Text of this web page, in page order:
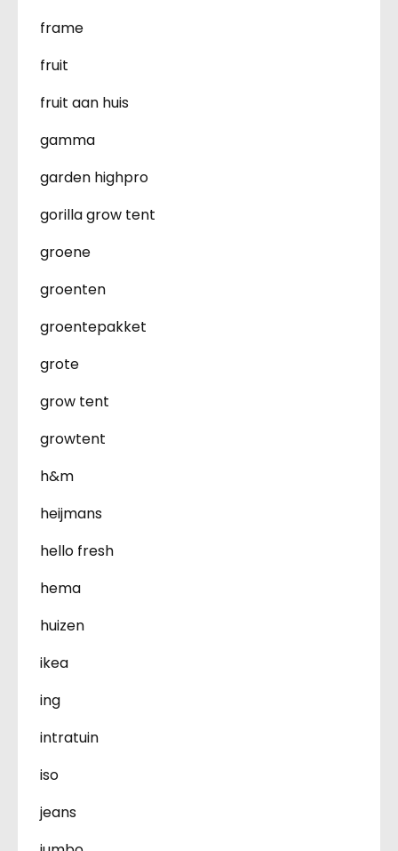
frame
fruit
fruit aan huis
gamma
garden highpro
gorilla grow tent
groene
groenten
groentepakket
grote
grow tent
growtent
h&m
heijmans
hello fresh
hema
huizen
ikea
ing
intratuin
iso
jeans